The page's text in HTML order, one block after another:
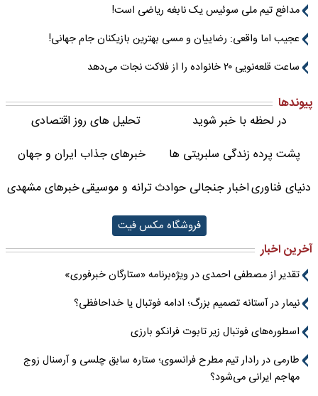
مدافع تیم ملی سوئیس یک نابغه ریاضی است!
عجیب اما واقعی: رضاییان و مسی بهترین بازیکنان جام جهانی!
ساعت قلعه‌نویی ۲۰ خانواده را از فلاکت نجات می‌دهد
پیوندها
در لحظه با خبر شوید
تحلیل های روز اقتصادی
پشت پرده زندگی سلبریتی ها
خبرهای جذاب ایران و جهان
دنیای فناوریاخبار جنجالی حوادثترانه و موسیقیخبرهای مشهدی
فروشگاه مکس فیت
آخرین اخبار
تقدیر از مصطفی احمدی در ویژه‌برنامه «ستارگان خبرفوری»
نیمار در آستانه تصمیم بزرگ؛ ادامه فوتبال یا خداحافظی؟
اسطوره‌های فوتبال زیر تابوت فرانکو بارزی
طارمی در رادار تیم مطرح فرانسوی؛ ستاره سابق چلسی و آرسنال زوج
مهاجم ایرانی می‌شود؟